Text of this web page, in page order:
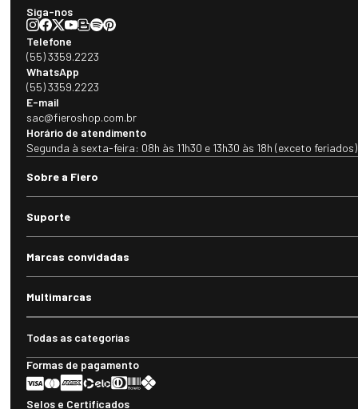
Siga-nos
Telefone
(55) 3359.2223
WhatsApp
(55) 3359.2223
E-mail
sac@fieroshop.com.br
Horário de atendimento
Segunda à sexta-feira: 08h às 11h30 e 13h30 às 18h (exceto feriados)
Sobre a Fiero
Suporte
Marcas convidadas
Multimarcas
Todas as categorias
Formas de pagamento
Selos e Certificados